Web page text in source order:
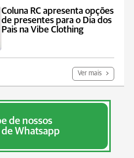
Coluna RC apresenta opções
de presentes para o Dia dos
Pais na Vibe Clothing
Ver mais
de nossos
de Whatsapp